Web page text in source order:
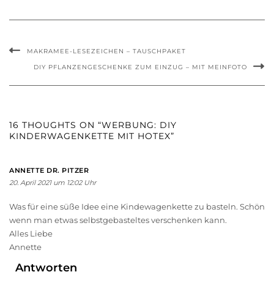
MAKRAMEE-LESEZEICHEN – TAUSCHPAKET
DIY PFLANZENGESCHENKE ZUM EINZUG – MIT MEINFOTO
16 THOUGHTS ON “WERBUNG: DIY
KINDERWAGENKETTE MIT HOTEX”
ANNETTE DR. PITZER
20. April 2021 um 12:02 Uhr
Was für eine süße Idee eine Kindewagenkette zu basteln. Schön
wenn man etwas selbstgebasteltes verschenken kann.
Alles Liebe
Annette
Antworten